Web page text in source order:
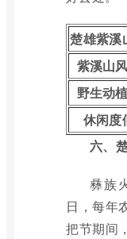
楚雄紫溪
紫溪山
野生动
休闲度
六、
彝族
日，每年
把节期间